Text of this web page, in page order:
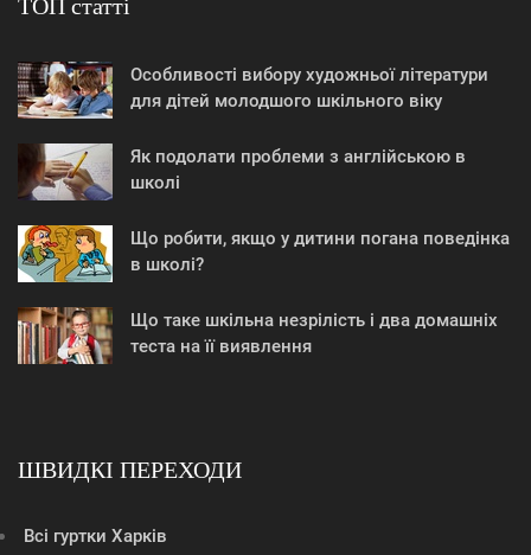
ТОП статті
Особливості вибору художньої літератури
для дітей молодшого шкільного віку
Як подолати проблеми з англійською в
школі
Що робити, якщо у дитини погана поведінка
в школі?
Що таке шкільна незрілість і два домашніх
теста на її виявлення
ШВИДКІ ПЕРЕХОДИ
Всі гуртки Харків